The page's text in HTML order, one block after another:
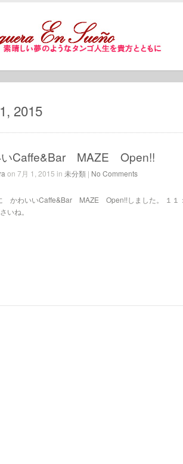
2015
Caffe&Bar MAZE Open!!
on 7月 1, 2015 in 未分類 | No Comments
かわいいCaffe&Bar MAZE Open!!しました。 １１
いね。